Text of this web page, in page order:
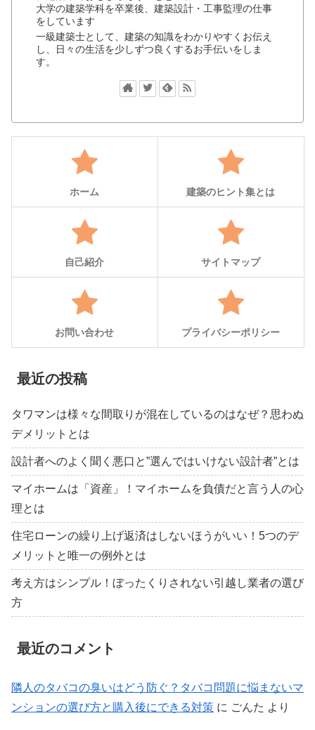
大学の建築学科を卒業後、建築設計・工事監理の仕事
をしています
一級建築士として、建築の知識をわかりやすくお伝え
し、日々の生活を少しずつ良くするお手伝いをしま
す。
ホーム 建築のヒント集とは
自己紹介 サイトマップ
お問い合わせ プライバシーポリシー
最近の投稿
タワマンは様々な間取りが混在しているのはなぜ？思わぬ
デメリットとは
設計者へのよく聞く悪口と”選んではいけない設計者”とは
マイホームは「資産」！マイホームを負債だと言う人の心
理とは
住宅ローンの繰り上げ返済はしないほうがいい！5つのデ
メリットと唯一の例外とは
考え方はシンプル！ぼったくりされない引越し業者の選び
方
最近のコメント
隣人のタバコの臭いはどう防ぐ？タバコ問題に悩まないマ
ンションの選び方と購入後にできる対策 に ごんた より